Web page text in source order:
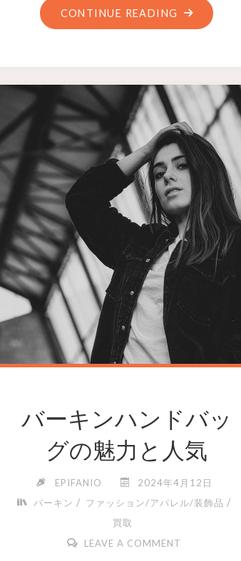
CONTINUE READING
バーキンハンドバッ
グの魅力と人気
EPIFANIO
2024年4月12日
バーキン / ファッション/アパレル/装飾品 /
買取
LEAVE A COMMENT